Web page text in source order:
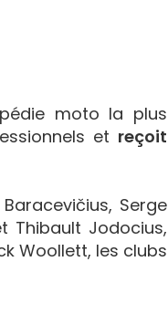
moto la plus
et reçoit
Serge
Thibault Jodocius,
Woollett, les clubs